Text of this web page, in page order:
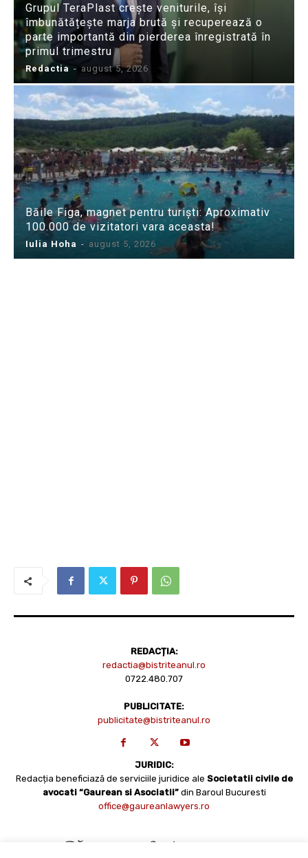
Grupul TeraPlast crește veniturile, își
îmbunătățește marja brută și recuperează o
parte importantă din pierderea înregistrată în
primul trimestru
Redactia - august 5, 2026
Băile Figa, magnet pentru turiști: Aproximativ
100.000 de vizitatori vara aceasta!
Iulia Hoha - august 5, 2026
REDACȚIA:
redactia@bistriteanul.ro
0722.480.707
PUBLICITATE:
publicitate@bistriteanul.ro
JURIDIC:
Redacția beneficiază de serviciile juridice ale Societatii civile de
avocati “Gaurean si Asociatii” din Baroul Bucuresti
office@gaureanlawyers.ro